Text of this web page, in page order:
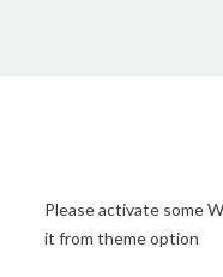
Please activate some
it from theme option